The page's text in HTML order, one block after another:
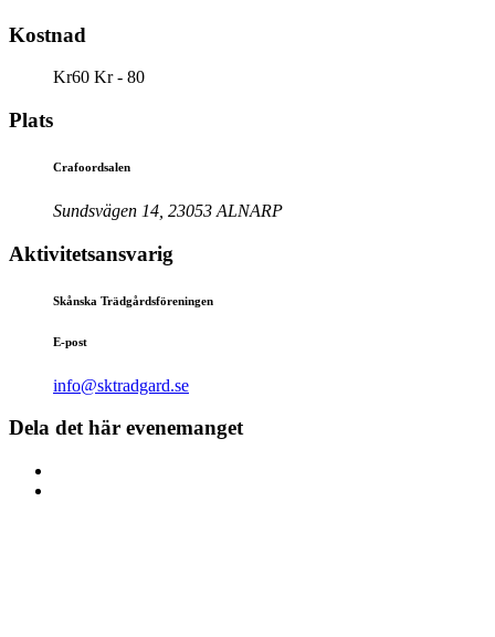
Kostnad
Kr60 Kr - 80
Plats
Crafoordsalen
Sundsvägen 14, 23053 ALNARP
Aktivitetsansvarig
Skånska Trädgårdsföreningen
E-post
info@sktradgard.se
Dela det här evenemanget